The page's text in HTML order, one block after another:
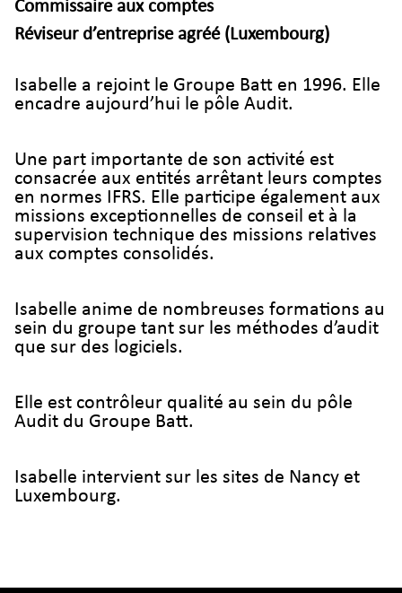
Commissaire aux comptes
Réviseur d’entreprise agréé (Luxembourg)
Isabelle a rejoint le Groupe Batt en 1996. Elle
encadre aujourd’hui le pôle Audit.
Une part importante de son activité est
consacrée aux entités arrêtant leurs comptes
en normes IFRS. Elle participe également aux
missions exceptionnelles de conseil et à la
supervision technique des missions relatives
aux comptes consolidés.
Isabelle anime de nombreuses formations au
sein du groupe tant sur les méthodes d’audit
que sur des logiciels.
Elle est contrôleur qualité au sein du pôle
Audit du Groupe Batt.
Isabelle intervient sur les sites de Nancy et
Luxembourg.